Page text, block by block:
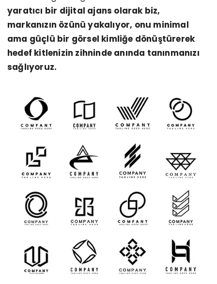
yaratıcı bir dijital ajans olarak biz,
markanızın özünü yakalıyor, onu minimal
ama güçlü bir görsel kimliğe dönüştürerek
hedef kitlenizin zihninde anında tanınmanızı
sağlıyoruz.